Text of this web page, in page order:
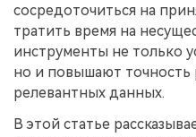
Здравоохранение
Финансы
сосредоточиться на
тратить время на
инструменты не только
но и повышают точность
релевантных данных.
В этой статье